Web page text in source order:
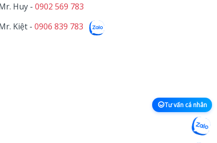
Huy - 0902 569 783
Kiệt - 0906 839 783
Tư vấn cá nhân